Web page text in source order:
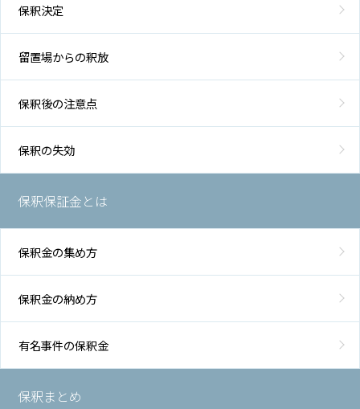
保釈決定
留置場からの釈放
保釈後の注意点
保釈の失効
保釈保証金とは
保釈金の集め方
保釈金の納め方
有名事件の保釈金
保釈まとめ